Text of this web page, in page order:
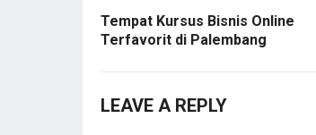
Tempat Kursus Bisnis Online
Terfavorit di Palembang
LEAVE A REPLY